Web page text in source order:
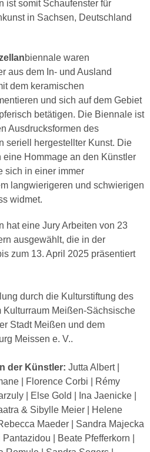
ist somit Schaufenster für
in Sachsen, Deutschland
biennale waren
aus dem In- und Ausland
dem keramischen
und sich auf dem Gebiet
betätigen. Die Biennale ist
Ausdrucksformen des
seriell hergestellter Kunst. Die
Hommage an den Künstler
sich in einer immer
langwierigeren und schwierigen
widmet.
hat eine Jury Arbeiten von 23
ausgewählt, die in der
zum 13. April 2025 präsentiert
durch die Kulturstiftung des
Kulturraum Meißen-Sächsische
Stadt Meißen und dem
Meissen e. V..
der Künstler: Jutta Albert |
| Florence Corbi | Rémy
| Else Gold | Ina Jaenicke |
& Sibylle Meier | Helene
Maeder | Sandra Majecka
| Beate Pfefferkorn |